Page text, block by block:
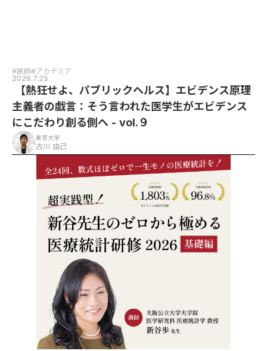
#医師#アカデミア
2026.7.25
【熱狂せよ、パブリックヘルス】エビデンス原理
主義者の戯言：そう言われた医学生がエビデンス
にこだわり創る側へ - vol.９
東京大学
古川 由己